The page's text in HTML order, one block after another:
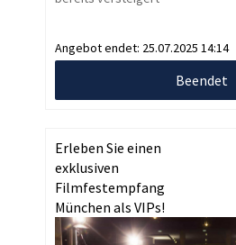
Angebot endet: 25.07.2025 14:14
Beendet
Erleben Sie einen
exklusiven
Filmfestempfang
München als VIPs!